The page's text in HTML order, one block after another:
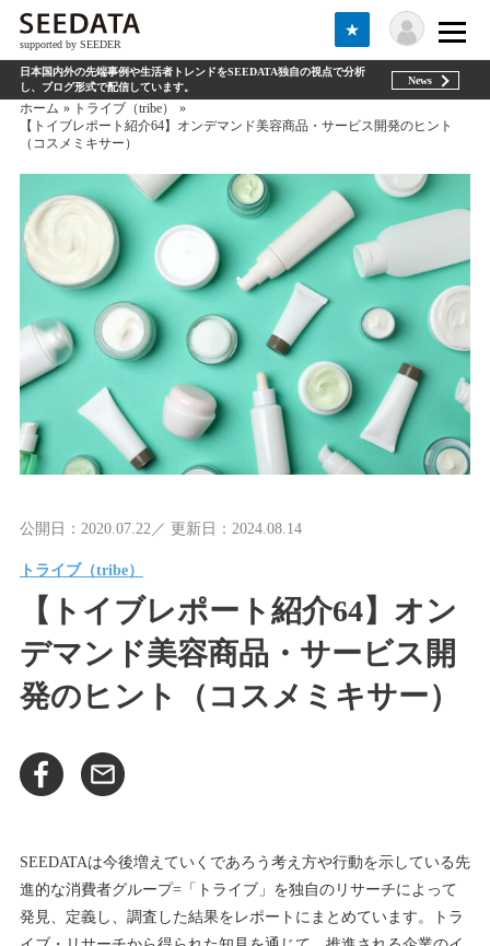
supported by SEEDER
★
日本国内外の先端事例や生活者トレンドをSEEDATA独自の視点で分析
し、ブログ形式で配信しています。
News
ホーム
トライブ（tribe）
【トイブレポート紹介64】オンデマンド美容商品・サービス開発のヒント
（コスメミキサー）
公開日：2020.07.22／ 更新日：2024.08.14
トライブ（tribe）
【トイブレポート紹介64】オン
デマンド美容商品・サービス開
発のヒント（コスメミキサー）
SEEDATAは今後増えていくであろう考え方や行動を示している先
進的な消費者グループ=「トライブ」を独自のリサーチによって
発見、定義し、調査した結果をレポートにまとめています。トラ